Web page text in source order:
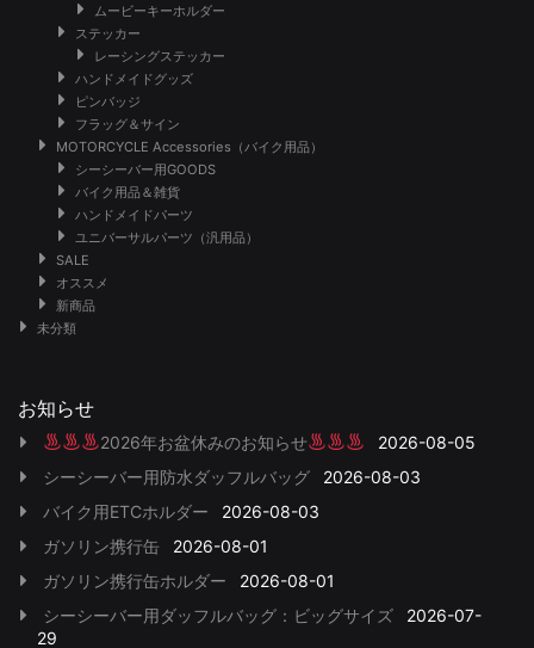
ムービーキーホルダー
ステッカー
レーシングステッカー
ハンドメイドグッズ
ピンバッジ
フラッグ＆サイン
MOTORCYCLE Accessories（バイク用品）
シーシーバー用GOODS
バイク用品＆雑貨
ハンドメイドパーツ
ユニバーサルパーツ（汎用品）
SALE
オススメ
新商品
未分類
お知らせ
2026年お盆休みのお知らせ
2026-08-05
シーシーバー用防水ダッフルバッグ
2026-08-03
バイク用ETCホルダー
2026-08-03
ガソリン携行缶
2026-08-01
ガソリン携行缶ホルダー
2026-08-01
シーシーバー用ダッフルバッグ：ビッグサイズ
2026-07-
29